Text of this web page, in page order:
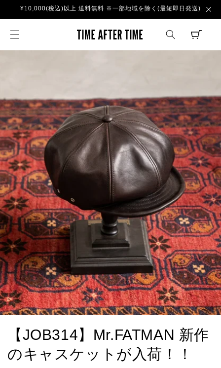
ンツに
進む
¥10,000(税込)以上 送料無料 ※一部地域を除く(最短即日発送)
TIME AFTER
CART
【JOB314】Mr.FATMAN 新作
のキャスケットが入荷！！